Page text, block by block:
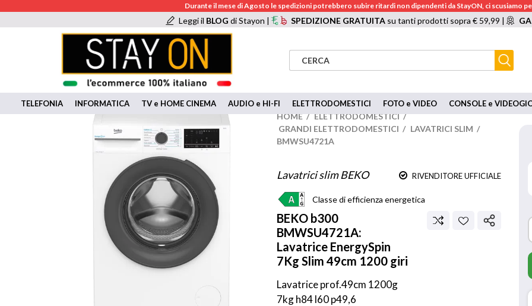
Durante il mese di Agosto le spedizioni potrebbero subire ritardi non dipendenti da StayON, ci scusiamo
Leggi il BLOGdi Stayon | SPEDIZIONE GRATUITAsu tanti prodotti sopra € 59,99 |
TELEFONIA INFORMATICA TV e HOME CINEMA AUDIO e HI-FI ELETTRODOMESTICI FOTO e VIDEO CONSOLE e
HOME / ELETTRODOMESTICI /
GRANDI ELETTRODOMESTICI / LAVATRICI SLIM /
BMWSU4721A
Lavatrici slim BEKO RIVENDITORE UFFICIALE
Classe di efficienza energetica
BEKO b300
BMWSU4721A:
Lavatrice EnergySpin
7Kg Slim 49cm 1200 giri
Lavatrice prof.49cm 1200g
7kg h84 l60 p49,6